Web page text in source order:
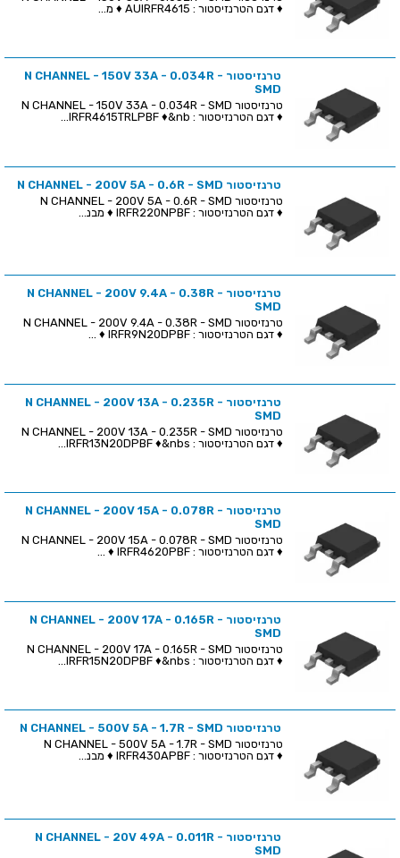
♦ דגם הטרנזיסטור : AUIRFR4615 ♦ מ...
טרנזיסטור N CHANNEL - 150V 33A - 0.034R -
SMD
♦ דגם הטרנזיסטור : IRFR4615TRLPBF ♦&nb...
טרנזיסטור N CHANNEL - 200V 5A - 0.6R - SMD
♦ דגם הטרנזיסטור : IRFR220NPBF ♦ מבנ...
טרנזיסטור N CHANNEL - 200V 9.4A - 0.38R -
SMD
♦ דגם הטרנזיסטור : IRFR9N20DPBF ♦ ...
טרנזיסטור N CHANNEL - 200V 13A - 0.235R -
SMD
♦ דגם הטרנזיסטור : IRFR13N20DPBF ♦&nbs...
טרנזיסטור N CHANNEL - 200V 15A - 0.078R -
SMD
♦ דגם הטרנזיסטור : IRFR4620PBF ♦ ...
טרנזיסטור N CHANNEL - 200V 17A - 0.165R -
SMD
♦ דגם הטרנזיסטור : IRFR15N20DPBF ♦&nbs...
טרנזיסטור N CHANNEL - 500V 5A - 1.7R - SMD
♦ דגם הטרנזיסטור : IRFR430APBF ♦ מבנ...
טרנזיסטור N CHANNEL - 20V 49A - 0.011R -
SMD